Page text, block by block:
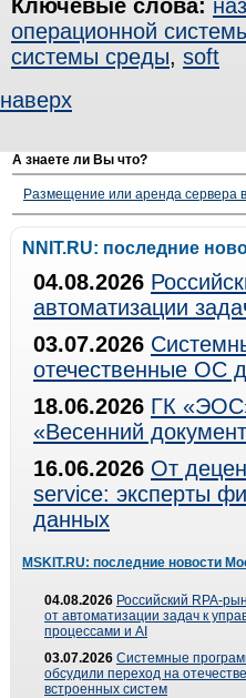
Ключевые слова:
операционной
системы среды, soft
наверх
А знаете ли Вы что?
Размещение или аренда сервера
NNIT.RU: последние
04.08.2026
автоматизации
03.07.2026
отечественные ОС
18.06.2026 ГК
«Весенний
16.06.2026 От
service: эксперты
данных
MSKIT.RU: последние новости
04.08.2026 Российский RPA-
от автоматизации задач к
процессами и AI
03.07.2026 Системные
обсудили переход на
встроенных систем